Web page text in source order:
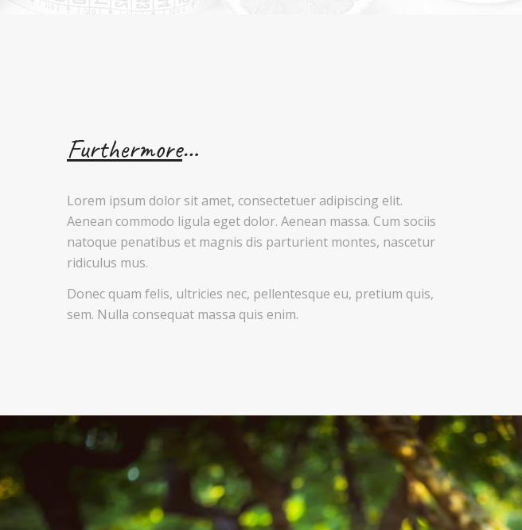
Furthermore…
Lorem ipsum dolor sit amet, consectetuer adipiscing elit.
Aenean commodo ligula eget dolor. Aenean massa. Cum sociis
natoque penatibus et magnis dis parturient montes, nascetur
ridiculus mus.
Donec quam felis, ultricies nec, pellentesque eu, pretium quis,
sem. Nulla consequat massa quis enim.